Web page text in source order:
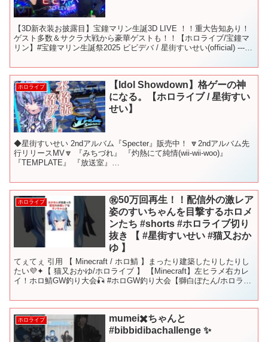
【3D新衣装お披露目】宝鐘マリン生誕3D LIVE ！！重大告知あり！
ゲスト多数＆サクラ大戦から豪華ゲストも！！【ホロライブ/宝鐘マ
リン】#宝鐘マリン生誕祭2025 ビビデバ / 星街すいせい(official) ------
ホロライブ
【Idol Showdown】格ゲーの神
になる。【ホロライブ / 星街すい
せい】
◆星街すいせい 2ndアルバム『Specter』販売中！ 🔽2ndアルバム先
行リリースMV🔽 『みちづれ』 『灼熱にて純情(wii-wii-woo)』
『TEMPLATE』 『放送室』
ホロライブ
㊗️50万回再生！！配信外の激レア
姿のすいちゃんを目撃するホロメ
ンたち #shorts #ホロライブ切り
抜き 【 #星街すいせい #猫又おか
ゆ 】
てぇてぇ 引用 【 Minecraft / ホロ鯖 】まったり建築したりしたりし
たい💜✦【 猫又おかゆ/ホロライブ 】 【Minecraft】左ヒラメ右カレ
イ！ホロ鯖GW釣り大会🎣 #ホロGW釣り大会【獅白ぼたん/ホロライ
ホロライブ
mumei✖️ちゃんと
#bibbidibachallenge ✨